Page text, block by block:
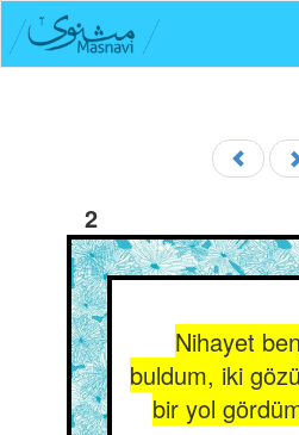
2
Nihayet
buldum, iki
bir yol